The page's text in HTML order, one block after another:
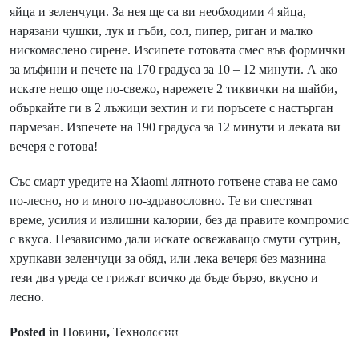
яйца и зеленчуци. За нея ще са ви необходими 4 яйца,
нарязани чушки, лук и гъби, сол, пипер, риган и малко
нискомаслено сирене. Изсипете готовата смес във формички
за мъфини и печете на 170 градуса за 10 – 12 минути. А ако
искате нещо още по-свежо, нарежете 2 тиквички на шайби,
объркайте ги в 2 лъжици зехтин и ги поръсете с настърган
пармезан. Изпечете на 190 градуса за 12 минути и леката ви
вечеря е готова!
Със смарт уредите на Xiaomi лятното готвене става не само
по-лесно, но и много по-здравословно. Те ви спестяват
време, усилия и излишни калории, без да правите компромис
с вкуса. Независимо дали искате освежаващо смути сутрин,
хрупкави зеленчуци за обяд, или лека вечеря без мазнина –
тези два уреда се грижат всичко да бъде бързо, вкусно и
лесно.
Posted in Новини, Технологии
Prev Post